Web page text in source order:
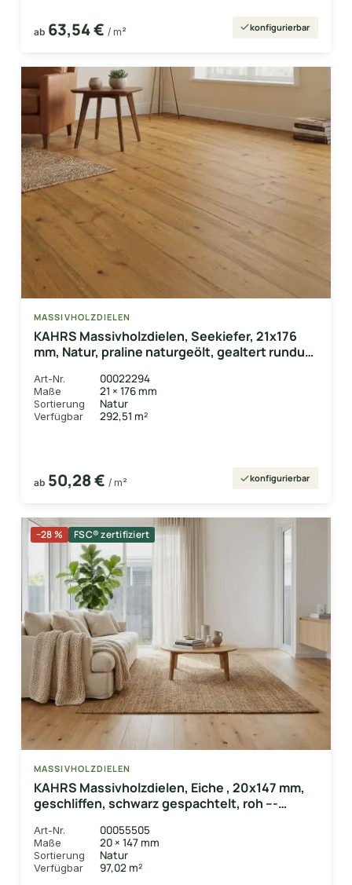
ab 63,54 € / m² konfigurierbar
MASSIVHOLZDIELEN
KAHRS Massivholzdielen, Seekiefer, 21x176
mm, Natur, praline naturgeölt, gealtert rundum
Art-Nr. 00022294
Maße 21 × 176 mm
Sortierung Natur
Verfügbar 292,51 m²
ab 50,28 € / m² konfigurierbar
−28 % FSC® zertifiziert
MASSIVHOLZDIELEN
KAHRS Massivholzdielen, Eiche , 20x147 mm,
geschliffen, schwarz gespachtelt, roh ---
Art-Nr. 00055505
Maße 20 × 147 mm
Sortierung Natur
Verfügbar 97,02 m²